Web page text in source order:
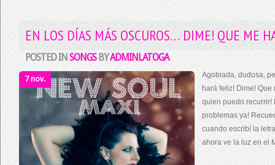
EN LOS DÍAS MÁS OSCUROS… DIME! QUE ME
POSTED INSONGSBYADMINLATOGA
Agobiada, dudosa,
hará feliz! Dime! Que
quien puedo recurrir!
problemas ya!
cuando escribí la
ahora ve la luz en el
7 nov.